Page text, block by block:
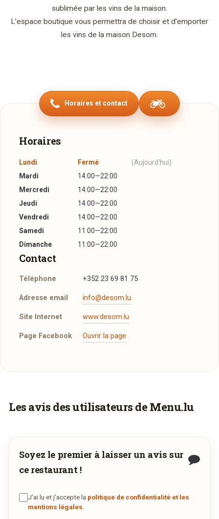
sublimée par les vins de la maison.
L’espace boutique vous permettra de choisir et d’emporter
les vins de la maison Desom.
Horaires et contact
Horaires
Lundi Fermé
(Aujourd'hui)
Mardi
14:00—22:00
Mercredi
14:00—22:00
Jeudi
14:00—22:00
Vendredi
14:00—22:00
Samedi
11:00—22:00
Dimanche
11:00—22:00
Contact
Téléphone +352 23 69 81 75
Adresse email info@desom.lu
Site Internet www.desom.lu
Page Facebook Ouvrir la page
Vous aimeriez être livré ?
en ligne. Demandez-lui de rejoindre
wedely.compour commander et être livré
Les avis des utilisateurs de Menu.lu
Soyez le premier à laisser un avis sur
ce restaurant !
J’ai lu et j’accepte la politique de confidentialité et les
mentions légales